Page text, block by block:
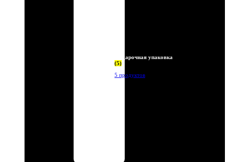
Подарочная упаковка
(5)
5 продуктов